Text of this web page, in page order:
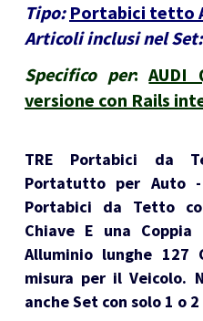
Tipo: Portabici tetto
Articoli inclusi nel Set:
Specifico per:AUDI
versione con Rails
TRE Portabici da
Portatutto per Auto
Portabici da Tetto
Chiave E una
Alluminio lunghe 127
misura per il Veicolo.
anche Set con solo 1 o